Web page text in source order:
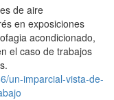
de aire
en exposiciones
acondicionado,
el caso de trabajos
un-imparcial-vista-de-